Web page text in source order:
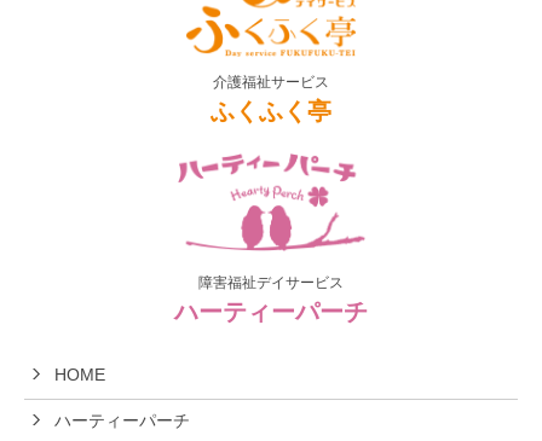
介護福祉サービス
ふくふく亭
障害福祉デイサービス
ハーティーパーチ
HOME
ハーティーパーチ